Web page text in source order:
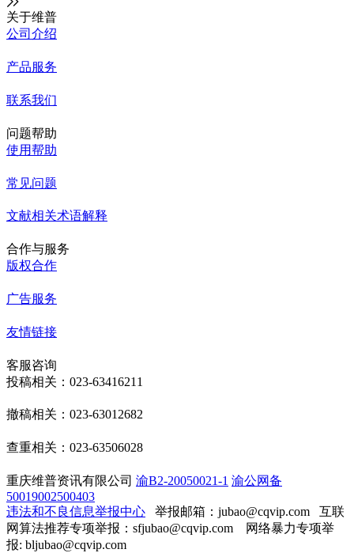
关于维普
公司介绍
产品服务
联系我们
问题帮助
使用帮助
常见问题
文献相关术语解释
合作与服务
版权合作
广告服务
友情链接
客服咨询
投稿相关：023-63416211
撤稿相关：023-63012682
查重相关：023-63506028
重庆维普资讯有限公司 渝B2-20050021-1 渝公网备
50019002500403
违法和不良信息举报中心 举报邮箱：jubao@cqvip.com 互联
网算法推荐专项举报：sfjubao@cqvip.com 网络暴力专项举
报: bljubao@cqvip.com